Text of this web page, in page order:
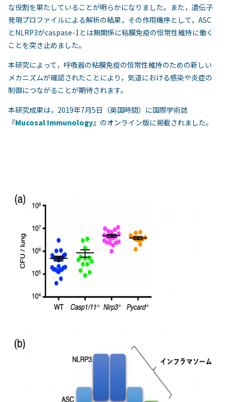
な役割を果たしていることが明らかになりました。また，遺伝子
発現プロファイルによる解析の結果，その作用機序として，ASC
とNLRP3がcaspase-1とは無関係に粘膜免疫の恒常性維持に働く
ことを突き止めました。
本研究によって，呼吸器の粘膜免疫の恒常性維持のための新しい
メカニズムが確認されたことにより，気道における感染や炎症の
制御につながることが期待されます。
本研究成果は，2019年7月5日（英国時間）に国際学術誌
『Mucosal Immunology』のオンライン版に掲載されました。